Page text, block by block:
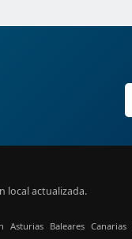
local actualizada.
Asturias Baleares Canarias